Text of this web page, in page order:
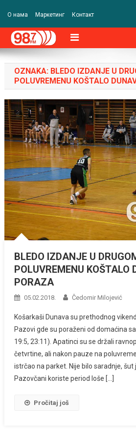
О нама Маркетинг Контакт
OZNAKA: BLEDO IZDANJE U
POLUVREMENU KOŠTALO
BLEDO IZDANJE U
POLUVREMENU KOŠTALO
PORAZA
05.02.2018. Čedomir Milojević
Košarkaši Dunava su prethodnog
Pazovi gde su poraženi od domaćina
19:5, 23:11). Apatinci su se držali
četvrtine, ali nakon pauze na
istrčao na parket. Nije bilo saradnje, šut
Pazovčani koriste period loše […]
Pročitaj još